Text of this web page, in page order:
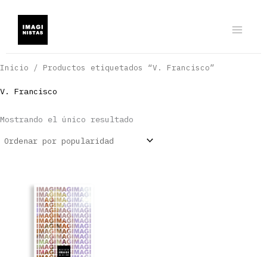
contenido
Inicio / Productos etiquetados “V. Francisco”
V. Francisco
Mostrando el único resultado